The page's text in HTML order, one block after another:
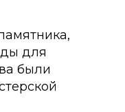
для
были